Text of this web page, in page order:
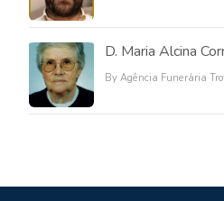
D. Maria Alcina
By Agência Funerária